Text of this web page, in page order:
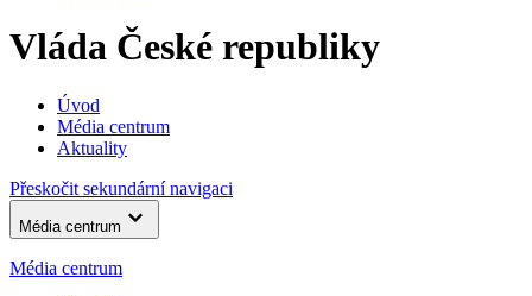
Vláda České republiky
Úvod
Média centrum
Aktuality
Přeskočit sekundární navigaci
Média centrum
Média centrum